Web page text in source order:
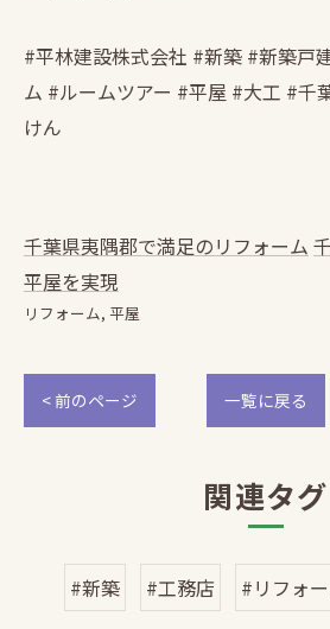
#平林建設株式会社 #新築 #新築戸
ム #ルームツアー #平屋 #大工 #千
けん
千葉県夷隅郡で満足のリフォーム
平屋を実現
リフォーム 平屋
< 前のページ 一覧に戻る
関連タグ
#新築 #工務店 #リフォ